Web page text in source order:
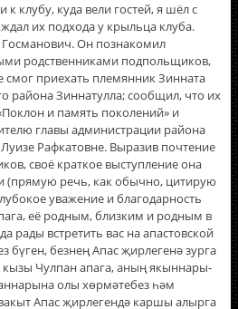
к клубу, куда вели гостей, я шёл с
их подхода у крыльца клуба.
Госманович. Он познакомил
родственниками подпольщиков,
смог приехать племянник Зинната
района Зиннатулла; сообщил, что их
и память поколений» и
главы администрации района
Рафкатовне. Выразив почтение
своё краткое выступление она
(прямую речь, как обычно, цитирую
уважение и благодарность
её родным, близким и родным в
рады встретить вас на апастовской
бүген, безнең Апас җирлегенә зурга
Чулпан апага, аның якыннары-
олы хөрмәтебез һәм
Апас җирлегендә каршы алырга